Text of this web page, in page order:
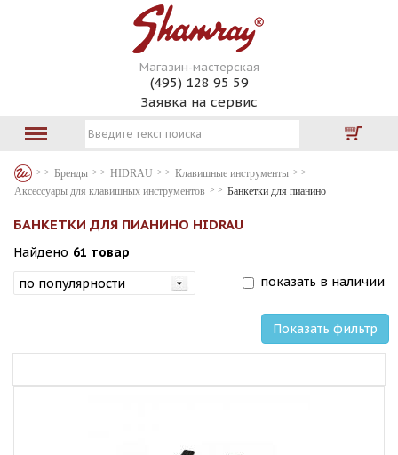
Магазин-мастерская
(495) 128 95 59
Заявка на сервис
Бренды HIDRAU
Клавишные инструменты
Аксессуары для клавишных инструментов
Банкетки для пианино
БАНКЕТКИ ДЛЯ ПИАНИНО HIDRAU
Найдено 61 товар
показать в наличии
Показать фильтр